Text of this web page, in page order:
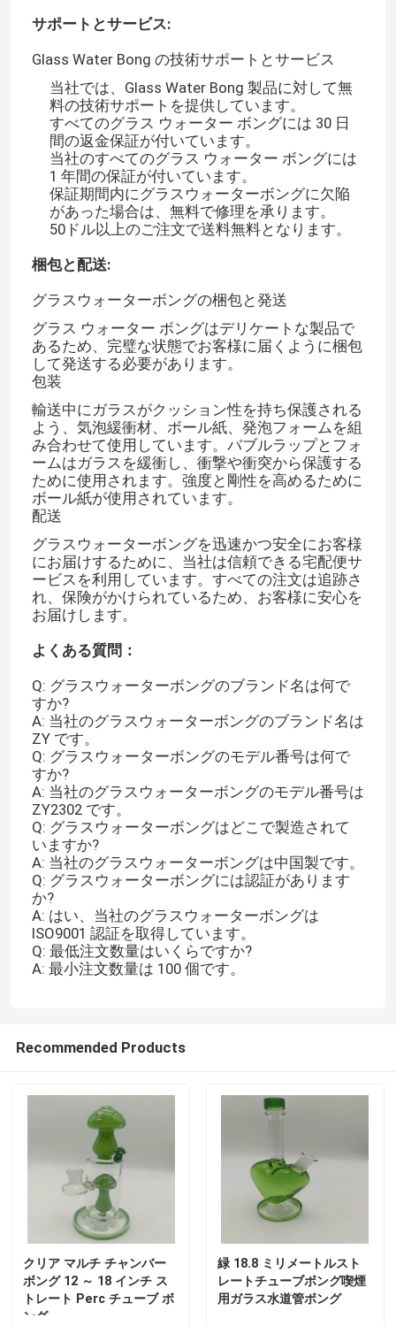
会社案内
品質管理
お問い合わせ
ニュース
見積依頼
ガラスは爆竹を鳴らせる
グラスウォーターボング
シリコンガラスボング
水晶爆竹の釘
スモーキンググラスボング
ガラスダブリグ
クォーツネイルダブ
煙る水晶爆竹
水パイプボン
ガラス再資源業者は鳴る
直管ボング
スモークアクセサリー
サポートとサービス:
Glass Water Bong の技術サポートとサービス
当社では、Glass Water Bong 製品に対して無
料の技術サポートを提供しています。
すべてのグラス ウォーター ボングには 30 日
間の返金保証が付いています。
当社のすべてのグラス ウォーター ボングには
1 年間の保証が付いています。
保証期間内にグラスウォーターボングに欠陥
があった場合は、無料で修理を承ります。
50ドル以上のご注文で送料無料となります。
梱包と配送:
グラスウォーターボングの梱包と発送
グラス ウォーター ボングはデリケートな製品で
あるため、完璧な状態でお客様に届くように梱包
して発送する必要があります。
包装
輸送中にガラスがクッション性を持ち保護される
よう、気泡緩衝材、ボール紙、発泡フォームを組
み合わせて使用​​しています。バブルラップとフォ
ームはガラスを緩衝し、衝撃や衝突から保護する
ために使用されます。強度と剛性を高めるために
ボール紙が使用されています。
配送
グラスウォーターボングを迅速かつ安全にお客様
にお届けするために、当社は信頼できる宅配便サ
ービスを利用しています。すべての注文は追跡さ
れ、保険がかけられているため、お客様に安心を
お届けします。
よくある質問：
Q: グラスウォーターボングのブランド名は何で
すか?
A: 当社のグラスウォーターボングのブランド名は
ZY です。
Q: グラスウォーターボングのモデル番号は何で
すか?
A: 当社のグラスウォーターボングのモデル番号は
ZY2302 です。
Q: グラスウォーターボングはどこで製造されて
いますか?
A: 当社のグラスウォーターボングは中国製です。
Q: グラスウォーターボングには認証があります
か?
A: はい、当社のグラスウォーターボングは
ISO9001 認証を取得しています。
Q: 最低注文数量はいくらですか?
A: 最小注文数量は 100 個です。
Recommended Products
クリア マルチ チャンバー
ボング 12 ～ 18 インチ ス
トレート Perc チューブ ボ
ング
緑 18.8 ミリメートルスト
レートチューブボング喫煙
用ガラス水道管ボング